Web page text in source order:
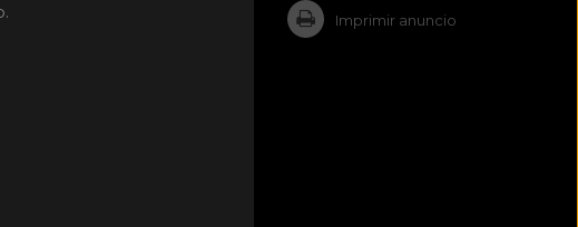
Imprimir anuncio